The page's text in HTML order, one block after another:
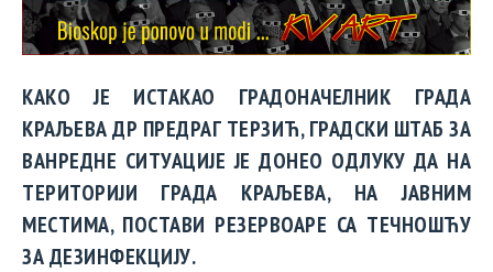
КАКО ЈЕ ИСТАКАО ГРАДОНАЧЕЛНИК ГРАДА
КРАЉЕВА ДР ПРЕДРАГ ТЕРЗИЋ, ГРАДСКИ ШТАБ ЗА
ВАНРЕДНЕ СИТУАЦИЈЕ ЈЕ ДОНЕО ОДЛУКУ ДА НА
ТЕРИТОРИЈИ ГРАДА КРАЉЕВА, НА ЈАВНИМ
МЕСТИМА, ПОСТАВИ РЕЗЕРВОАРЕ СА ТЕЧНОШЋУ
ЗА ДЕЗИНФЕКЦИЈУ.